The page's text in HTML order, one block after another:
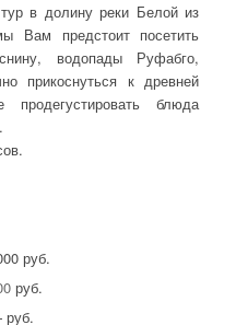
в долину реки Белой из
Вам предстоит посетить
водопады Руфабго,
прикоснуться к древней
блюда
руб.
руб.